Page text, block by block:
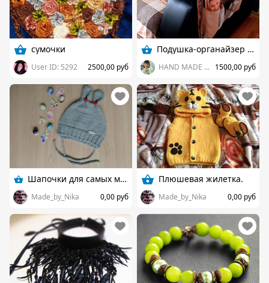
сумочки
User ID: 5292 2500,00 руб
Подушка-органайзер (2в1).
HAND MADE of VICTORIA 1500,00 руб
Шапочки для самых маленьких
Made_by_Nika 0,00 руб
Плюшевая жилетка.
Made_by_Nika 0,00 руб